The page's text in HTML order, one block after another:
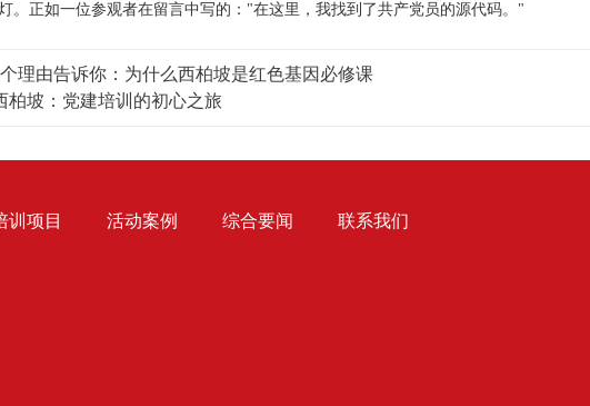
。正如一位参观者在留言中写的："在这里，我找到了共产党员的源代码。"
理由告诉你：为什么西柏坡是红色基因必修课
柏坡：党建培训的初心之旅
训项目 活动案例 综合要闻 联系我们